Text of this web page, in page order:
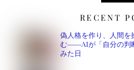
RECENT
偽人格を作り、人間を
む――AIが「自分の判
みた日